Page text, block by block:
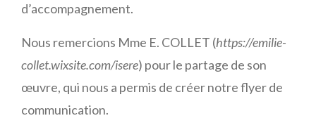
d’accompagnement.
Nous remercions Mme E. COLLET (https://emilie-
collet.wixsite.com/isere) pour le partage de son
œuvre, qui nous a permis de créer notre flyer de
communication.